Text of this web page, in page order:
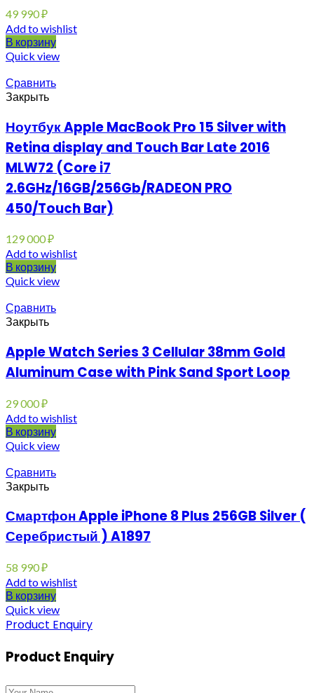
49 990₽
Add to wishlist
В корзину
Quick view
Сравнить
Закрыть
Ноутбук Apple MacBook Pro 15 Silver with
Retina display and Touch Bar Late 2016
MLW72 (Core i7
2.6GHz/16GB/256Gb/RADEON PRO
450/Touch Bar)
129 000₽
Add to wishlist
В корзину
Quick view
Сравнить
Закрыть
Apple Watch Series 3 Cellular 38mm Gold
Aluminum Case with Pink Sand Sport Loop
29 000₽
Add to wishlist
В корзину
Quick view
Сравнить
Закрыть
Смартфон Apple iPhone 8 Plus 256GB Silver (
Серебристый ) A1897
58 990₽
Add to wishlist
В корзину
Quick view
Product Enquiry
Product Enquiry